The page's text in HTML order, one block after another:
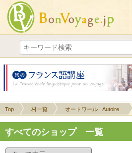
Top 村一覧 オートワール | Autoire
すべてのショップ 一覧